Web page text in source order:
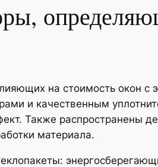
на стоимость окон с
и качественным
Также распространены
материала.